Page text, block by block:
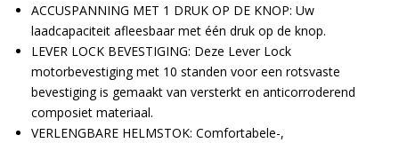
ACCUSPANNING MET 1 DRUK OP DE KNOP: Uw
laadcapaciteit afleesbaar met één druk op de knop.
LEVER LOCK BEVESTIGING: Deze Lever Lock
motorbevestiging met 10 standen voor een rotsvaste
bevestiging is gemaakt van versterkt en anticorroderend
composiet materiaal.
VERLENGBARE HELMSTOK: Comfortabele-,